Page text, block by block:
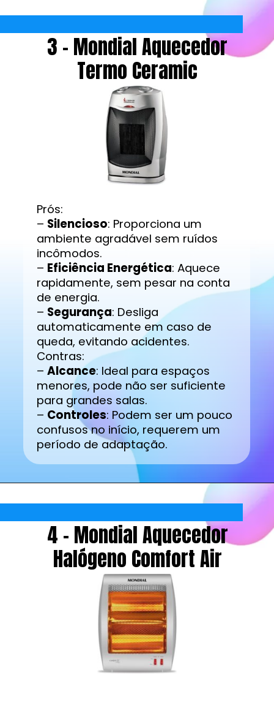
3 - Mondial Aquecedor
Termo Ceramic
Prós:
– Silencioso: Proporciona um
ambiente agradável sem ruídos
incômodos.
– Eficiência Energética: Aquece
rapidamente, sem pesar na conta
de energia.
– Segurança: Desliga
automaticamente em caso de
queda, evitando acidentes.
Contras:
– Alcance: Ideal para espaços
menores, pode não ser suficiente
para grandes salas.
– Controles: Podem ser um pouco
confusos no início, requerem um
período de adaptação.
4 - Mondial Aquecedor
Halógeno Comfort Air